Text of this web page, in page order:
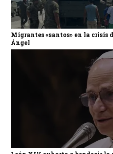
Migrantes «santos» en la crisis
Ángel